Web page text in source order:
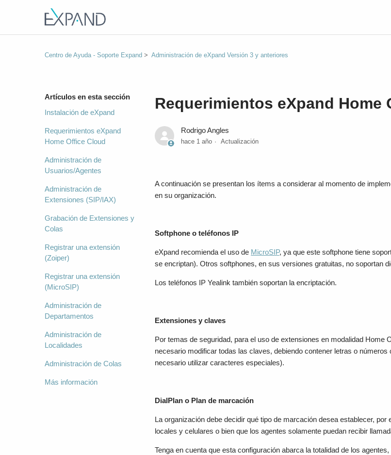
Centro de Ayuda - Soporte Expand Administración de eXpand Versión 3 y anteriores
Artículos en esta sección
Instalación de eXpand
Requerimientos eXpand
Home Office Cloud
Administración de
Usuarios/Agentes
Administración de
Extensiones (SIP/IAX)
Grabación de Extensiones y
Colas
Registrar una extensión
(Zoiper)
Registrar una extensión
(MicroSIP)
Administración de
Departamentos
Administración de
Localidades
Administración de Colas
Más información
Requerimientos eXpand Home
Rodrigo Angles
hace 1 año Actualización
A continuación se presentan los ítems a considerar al momento de
en su organización.
Softphone o teléfonos IP
eXpand recomienda el uso de MicroSIP, ya que este softphone tiene
se encriptan). Otros softphones, en sus versiones gratuitas, no soportan
Los teléfonos IP Yealink también soportan la encriptación.
Extensiones y claves
Por temas de seguridad, para el uso de extensiones en modalidad Home
necesario modificar todas las claves, debiendo contener letras o
necesario utilizar caracteres especiales).
DialPlan o Plan de marcación
La organización debe decidir qué tipo de marcación desea establecer, por
locales y celulares o bien que los agentes solamente puedan recibir
Tenga en cuenta que esta configuración abarca la totalidad de los